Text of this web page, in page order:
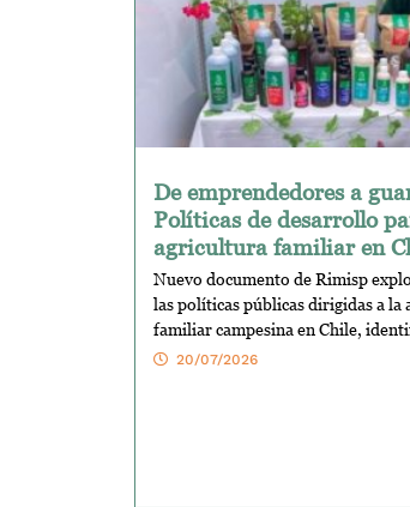
De emprendedores a
Políticas de desarrollo
agricultura familiar en
Nuevo documento de Rimisp
las políticas públicas dirigidas a la
familiar campesina en Chile,
20/07/2026